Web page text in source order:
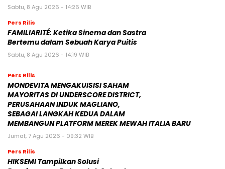
Sabtu, 8 Agu 2026 - 14:26 WIB
Pers Rilis
FAMILIARITÉ: Ketika Sinema dan Sastra
Bertemu dalam Sebuah Karya Puitis
Sabtu, 8 Agu 2026 - 14:19 WIB
Pers Rilis
MONDEVITA MENGAKUISISI SAHAM
MAYORITAS DI UNDERSCORE DISTRICT,
PERUSAHAAN INDUK MAGLIANO,
SEBAGAI LANGKAH KEDUA DALAM
MEMBANGUN PLATFORM MEREK MEWAH ITALIA BARU
Jumat, 7 Agu 2026 - 09:32 WIB
Pers Rilis
HIKSEMI Tampilkan Solusi